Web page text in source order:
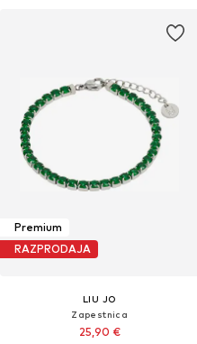
Premium
RAZPRODAJA
LIU JO
Zapestnica
25,90 €